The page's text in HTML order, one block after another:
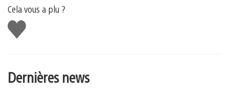
Cela vous a plu ?
J'aime
Dernières news